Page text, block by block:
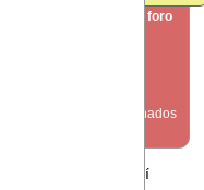
crear nuevo foro
leer los foros aquí